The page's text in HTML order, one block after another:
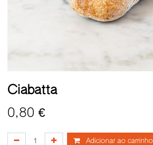
Ciabatta
0,80 €
Adicionar ao carrinho